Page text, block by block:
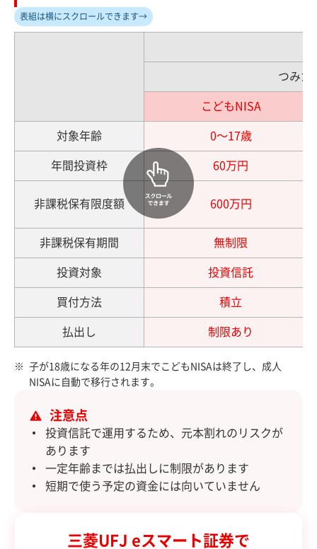
表組は横にスクロールできます→
つみた
こどもNISA
対象年齢 0〜17歳
年間投資枠 60万円
非課税保有限度額 600万円
非課税保有期間 無制限
投資対象 投資信託
買付方法 積立
払出し 制限あり
子が18歳になる年の12月末でこどもNISAは終了し、成人
NISAに自動で移行されます。
注意点
投資信託で運用するため、元本割れのリスクが
あります
一定年齢までは払出しに制限があります
短期で使う予定の資金には向いていません
三菱UFJ eスマート証券で